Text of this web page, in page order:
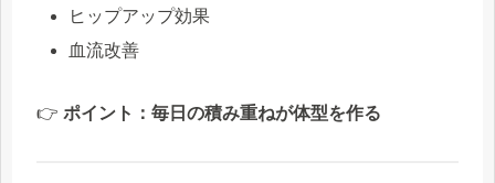
ヒップアップ効果
血流改善
👉 ポイント：毎日の積み重ねが体型を作る